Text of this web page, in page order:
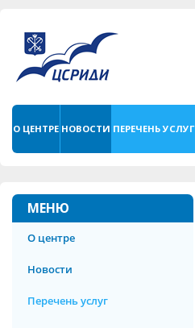
О ЦЕНТРЕ НОВОСТИ ПЕРЕЧЕНЬ УСЛУГ
МЕНЮ
О центре
Новости
Перечень услуг